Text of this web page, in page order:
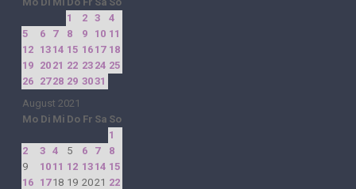
1
2 3
4
5
6 7 8 9 10 11
12 13 14 15 16 17 18
19 20 21 22 23 24 25
26 27 28 29 3031
August 2021
Mo Di Mi Do Fr Sa So
1
2
3 4 5 6 7
8
9
10 11 12 13 14 15
16 17 18 19 2021 22